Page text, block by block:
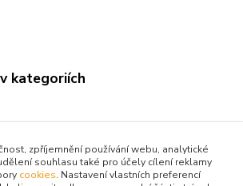
kategoriích
zpříjemnění používání webu, analytické
souhlasu také pro účely cílení reklamy
cookies. Nastavení vlastních preferencí